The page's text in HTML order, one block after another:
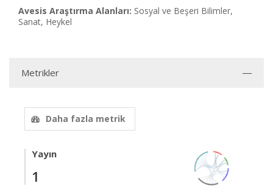
Avesis Araştırma Alanları: Sosyal ve Beşeri Bilimler,
Sanat, Heykel
Metrikler
Daha fazla metrik
Yayın
1